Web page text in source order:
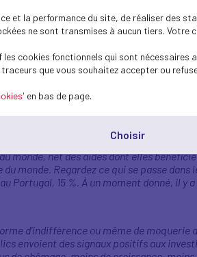
publiques. L'Etat fait de gros efforts
et dont on a besoin, des enseignants,
millions de salariés. On est un peu
Donc on a voix au chapitre, on
pour l'emploi. Pour l'instant, il n'y
Prenez l'Espagne, prenez la Pologne,
monde, net des aides dont elles
monde. Regardez ce qui se passe
Portugal, 15 %. À un moment donné, il y
d'indifférence ou même de
envoient des signaux positifs aux
et la performance du site, de réaliser des
ne sont transmises à aucun tiers.
cookies fonctionnels qui sont
que vous souhaitez accepter ou
en bas de page.
Choisir